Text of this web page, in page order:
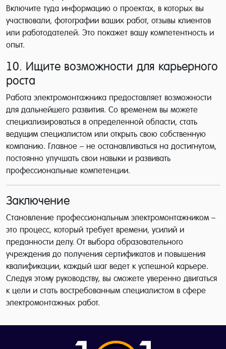
Включите туда информацию о проектах, в которых вы
участвовали, фотографии ваших работ, отзывы клиентов
или работодателей. Это покажет вашу компетентность и
опыт.
10. Ищите возможности для карьерного
роста
Работа электромонтажника предоставляет возможности
для дальнейшего развития. Со временем вы можете
специализироваться в определенной области, стать
ведущим специалистом или открыть свою собственную
компанию. Главное – не останавливаться на достигнутом,
постоянно улучшать свои навыки и развивать
профессиональные компетенции.
Заключение
Становление профессиональным электромонтажником –
это процесс, который требует времени, усилий и
преданности делу. От выбора образовательного
учреждения до получения сертификатов и повышения
квалификации, каждый шаг ведет к успешной карьере.
Следуя этому руководству, вы сможете уверенно двигаться
к цели и стать востребованным специалистом в сфере
электромонтажных работ.